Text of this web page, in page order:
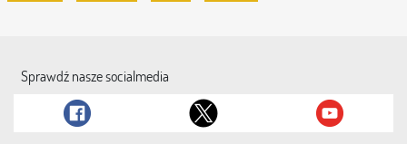
Sprawdź nasze socialmedia